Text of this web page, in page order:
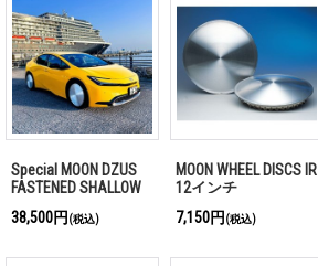
Special MOON DZUS
FASTENED SHALLOW
2023- 60型 プリウス
38,500円 (税込)
MOON WHEEL DISCS IR
12インチ
7,150円 (税込)